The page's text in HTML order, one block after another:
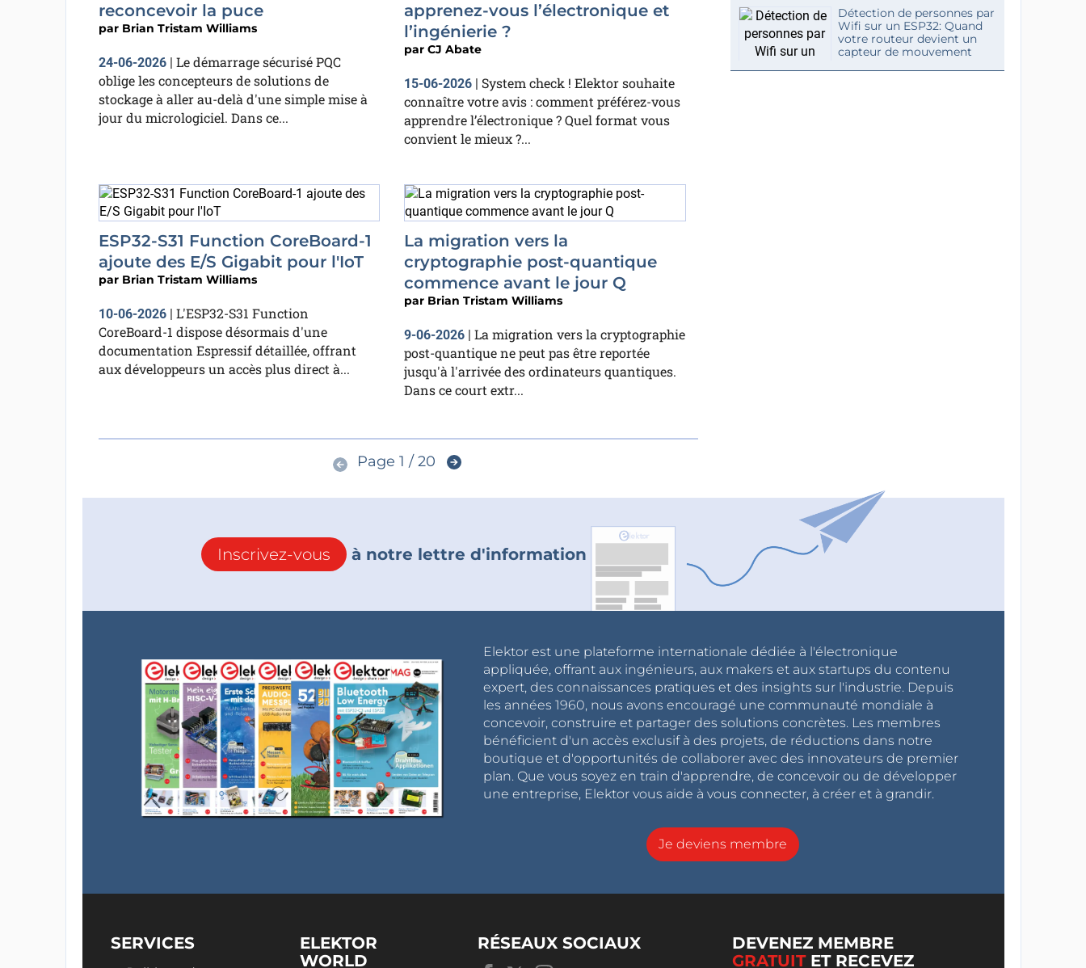
reconcevoir la puce
par Brian Tristam Williams
24-06-2026| Le démarrage sécurisé PQC
oblige les concepteurs de solutions de
stockage à aller au-delà d'une simple mise à
jour du micrologiciel. Dans ce...
apprenez-vous l’électronique et
l’ingénierie ?
par CJ Abate
15-06-2026 | System check ! Elektor souhaite
connaître votre avis : comment préférez-vous
apprendre l’électronique ? Quel format vous
convient le mieux ?...
ESP32-S31 Function CoreBoard-1
ajoute des E/S Gigabit pour l'IoT
par Brian Tristam Williams
10-06-2026| L'ESP32-S31 Function
CoreBoard-1 dispose désormais d'une
documentation Espressif détaillée, offrant
aux développeurs un accès plus direct à...
La migration vers la
cryptographie post-quantique
commence avant le jour Q
par Brian Tristam Williams
9-06-2026 | La migration vers la cryptographie
post-quantique ne peut pas être reportée
jusqu'à l'arrivée des ordinateurs quantiques.
Dans ce court extr...
Page 1 / 20
Détection de personnes par
Wifi sur un ESP32: Quand
votre routeur devient un
capteur de mouvement
Inscrivez-vous à notre lettre d'information
Elektor est une plateforme internationale dédiée à l'électronique
appliquée, offrant aux ingénieurs, aux makers et aux startups du contenu
expert, des connaissances pratiques et des insights sur l'industrie. Depuis
les années 1960, nous avons encouragé une communauté mondiale à
concevoir, construire et partager des solutions concrètes. Les membres
bénéficient d'un accès exclusif à des projets, de réductions dans notre
boutique et d'opportunités de collaborer avec des innovateurs de premier
plan. Que vous soyez en train d'apprendre, de concevoir ou de développer
une entreprise, Elektor vous aide à vous connecter, à créer et à grandir.
Je deviens membre
SERVICES
ELEKTOR
WORLD
RÉSEAUX SOCIAUX
DEVENEZ MEMBRE
GRATUITET RECEVEZ